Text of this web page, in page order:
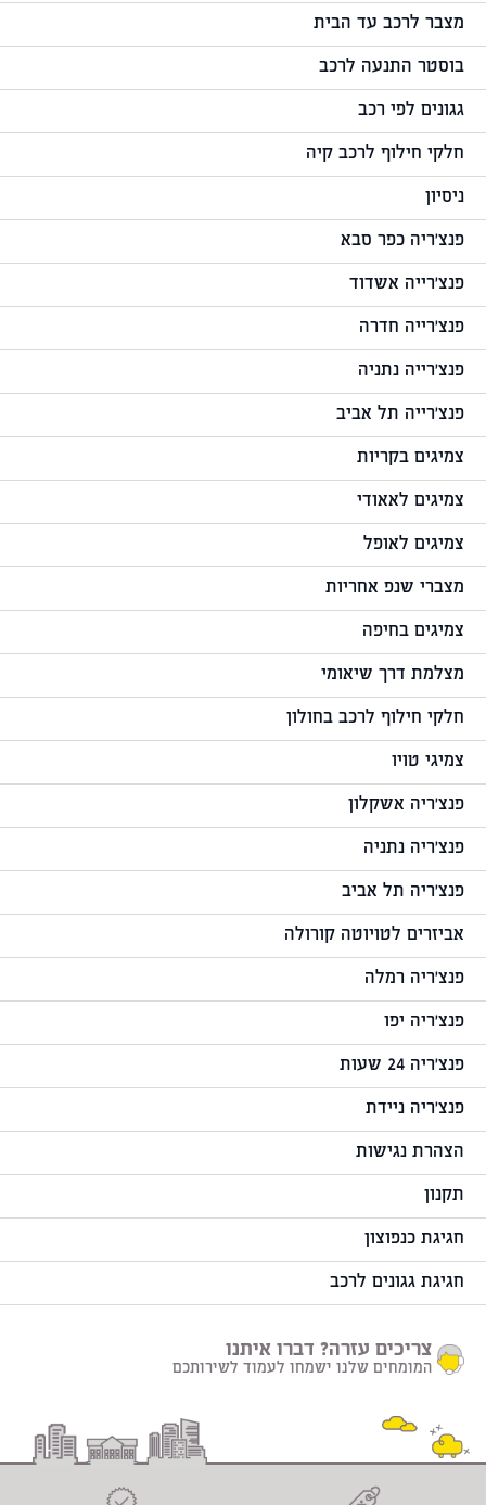
מצבר לרכב עד הבית
בוסטר התנעה לרכב
גגונים לפי רכב
חלקי חילוף לרכב קיה
ניסיון
פנצ'ריה כפר סבא
פנצ'רייה אשדוד
פנצ'רייה חדרה
פנצ'רייה נתניה
פנצ'רייה תל אביב
צמיגים בקריות
צמיגים לאאודי
צמיגים לאופל
מצברי שנפ אחריות
צמיגים בחיפה
מצלמת דרך שיאומי
חלקי חילוף לרכב בחולון
צמיגי טויו
פנצ'ריה אשקלון
פנצ'ריה נתניה
פנצ'ריה תל אביב
אביזרים לטויוטה קורולה
פנצ'ריה רמלה
פנצ'ריה יפו
פנצ'ריה 24 שעות
פנצ'ריה ניידת
הצהרת נגישות
תקנון
חגיגת כנפוצון
חגיגת גגונים לרכב
צריכים עזרה? דברו איתנו
המומחים שלנו ישמחו לעמוד לשירותכם